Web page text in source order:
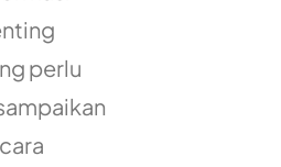
perlu